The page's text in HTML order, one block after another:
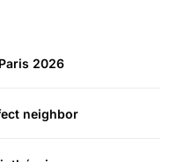
2026
neighbor